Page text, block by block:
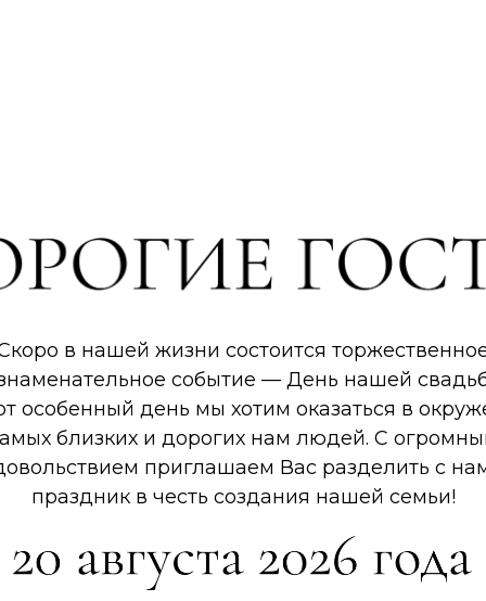
в нашей жизни состоится
событие — День нашей
особенный день мы хотим оказаться в
близких и дорогих нам людей. С
приглашаем Вас разделить с
праздник в честь создания нашей семьи!